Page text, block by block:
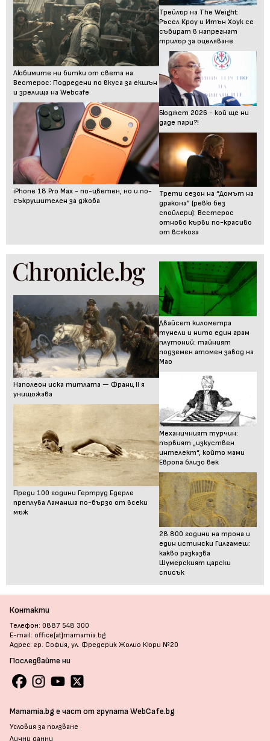
Любимите ни битки от света на
Вестерос: Подредени по вкуса за екшън
и зрелища на Webcafe
iPhone 18 Pro Max - по-цветен, но и по-
съкрушителен за джоба
Трейлър на The Weight:
Ръсел Кроу и Итън Хоук се
събират в напрегнат
трилър за оцеляване
Бюджет 2026 - кой ще ни
даде пари?!
Трети сезон на “Домът на
дракона” (ревю без
спойлери): Вестерос
отново кърви по-красиво
от всякога
Наполеон иска титлата — Франц II я
унищожава
Преди 100 години Гертруд Едерле
преплува Ламанша по-бързо от всеки
мъж
Двайсет километра
тунели и нито един грам
плутоний: тайният
подземен атомен завод на
Мао
Механичният турчин:
първият „изкуствен
интелект“, който мами
Европа близо век
28 800 години на трона и
един истински Гилгамеш:
какво разказва
Шумерският царски
списък
Контакти
Телефон: 0887 548 300
E-mail: office[at]mamamia.bg
Адрес: гр. София, ул. Фредерик Жолио Кюри №20
Последвайте ни
Mamamia.bg е част от групата WebCafe.bg
Условия за ползване
Лични данни